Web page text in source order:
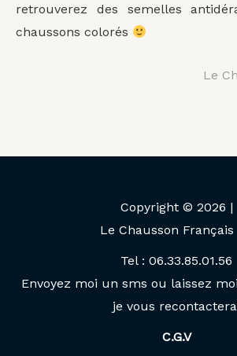
retrouverez des semelles
chaussons colorés
Le
Copyright © 2026 |
Le Chausson Français
Tel : 06.33.85.01.56
Envoyez moi un sms ou laissez
je vous
C.G.V